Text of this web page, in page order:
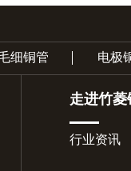
细铜管 电极
走进竹菱
行业资讯